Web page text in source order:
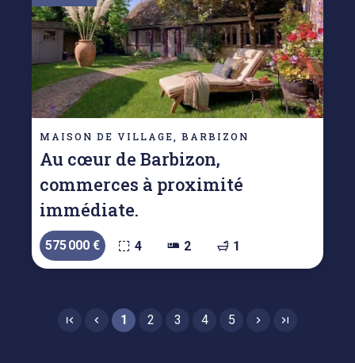
MAISON DE VILLAGE, BARBIZON
Au cœur de Barbizon,
commerces à proximité
immédiate.
575 000 € 4 2 1
1 2 3 4 5